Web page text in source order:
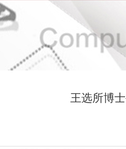
王选所博